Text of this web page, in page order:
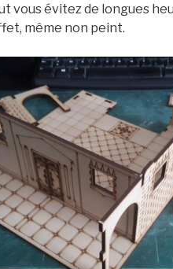
vous évitez de longues
même non peint.